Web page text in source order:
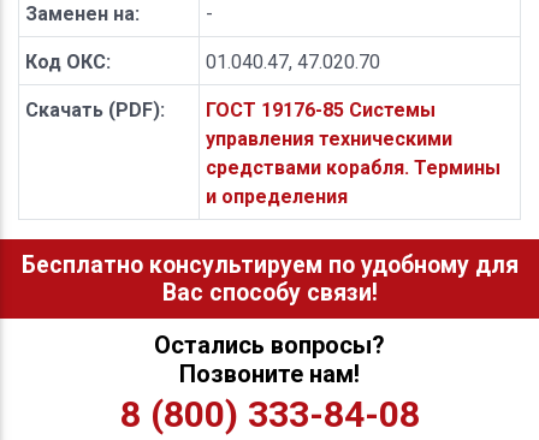
Заменен на: -
Код ОКС: 01.040.47, 47.020.70
Скачать (PDF):
ГОСТ 19176-85 Системы
управления техническими
средствами корабля. Термины
и определения
Бесплатно консультируем по удобному для
Вас способу связи!
Остались вопросы?
Позвоните нам!
8 (800) 333-84-08